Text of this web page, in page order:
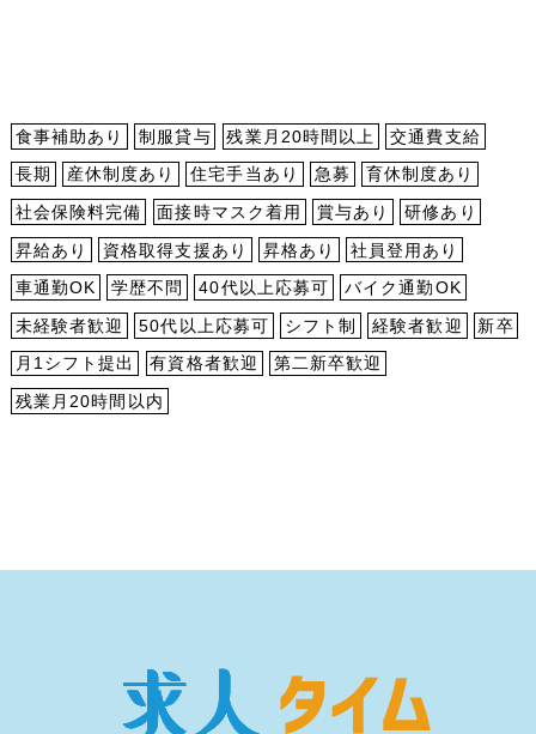
食事補助あり 制服貸与 残業月20時間以上
交通費支給
長期
産休制度あり 住宅手当あり 急募
育休制度あり
社会保険料完備
面接時マスク着用 賞与あり
研修あり
昇給あり
資格取得支援あり 昇格あり
社員登用あり
車通勤OK
学歴不問 40代以上応募可
バイク通勤OK
未経験者歓迎
50代以上応募可 シフト制 経験者歓迎
新卒
月1シフト提出
有資格者歓迎
第二新卒歓迎
残業月20時間以内